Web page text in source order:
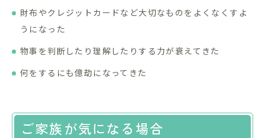
財布やクレジットカードなど大切なものをよくなくすよ
うになった
物事を判断したり理解したりする力が衰えてきた
何をするにも億劫になってきた
ご家族が気になる場合